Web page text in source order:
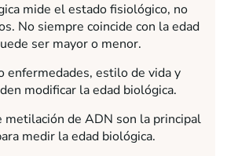
mide el estado fisiológico, no
No siempre coincide con la edad
ser mayor o menor.
enfermedades, estilo de vida y
modificar la edad biológica.
metilación de ADN son la principal
medir la edad biológica.